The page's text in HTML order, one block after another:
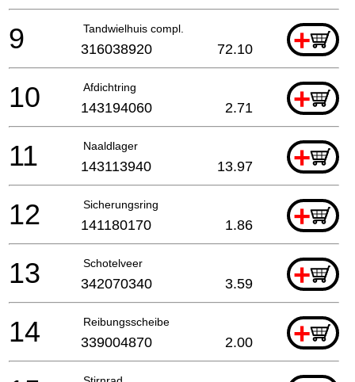
Tandwielhuis compl. +
9 316038920 72.10
Afdichtring +
10 143194060 2.71
Naaldlager +
11 143113940 13.97
Sicherungsring +
12 141180170 1.86
Schotelveer +
13 342070340 3.59
Reibungsscheibe +
14 339004870 2.00